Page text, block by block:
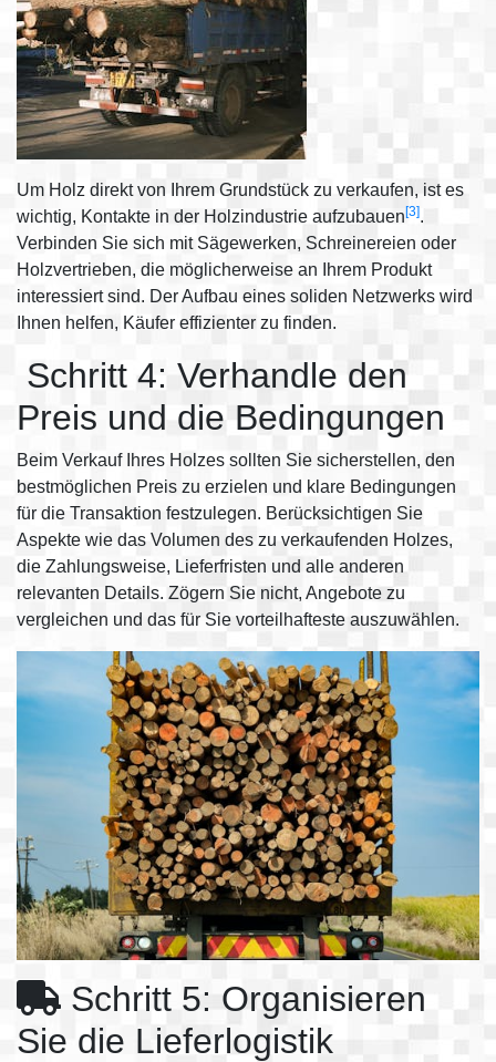
Um Holz direkt von Ihrem Grundstück zu verkaufen, ist es
wichtig, Kontakte in der Holzindustrie aufzubauen [3].
Verbinden Sie sich mit Sägewerken, Schreinereien oder
Holzvertrieben, die möglicherweise an Ihrem Produkt
interessiert sind. Der Aufbau eines soliden Netzwerks wird
Ihnen helfen, Käufer effizienter zu finden.
Schritt 4: Verhandle den
Preis und die Bedingungen
Beim Verkauf Ihres Holzes sollten Sie sicherstellen, den
bestmöglichen Preis zu erzielen und klare Bedingungen
für die Transaktion festzulegen. Berücksichtigen Sie
Aspekte wie das Volumen des zu verkaufenden Holzes,
die Zahlungsweise, Lieferfristen und alle anderen
relevanten Details. Zögern Sie nicht, Angebote zu
vergleichen und das für Sie vorteilhafteste auszuwählen.
Schritt 5: Organisieren
Sie die Lieferlogistik